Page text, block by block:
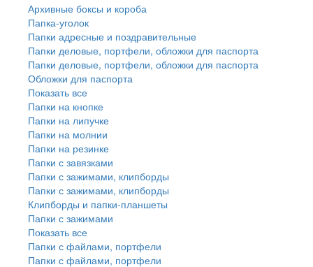
Архивные боксы и короба
Папка-уголок
Папки адресные и поздравительные
Папки деловые, портфели, обложки для паспорта
Папки деловые, портфели, обложки для паспорта
Обложки для паспорта
Показать все
Папки на кнопке
Папки на липучке
Папки на молнии
Папки на резинке
Папки с завязками
Папки с зажимами, клипборды
Папки с зажимами, клипборды
Клипборды и папки-планшеты
Папки с зажимами
Показать все
Папки с файлами, портфели
Папки с файлами, портфели